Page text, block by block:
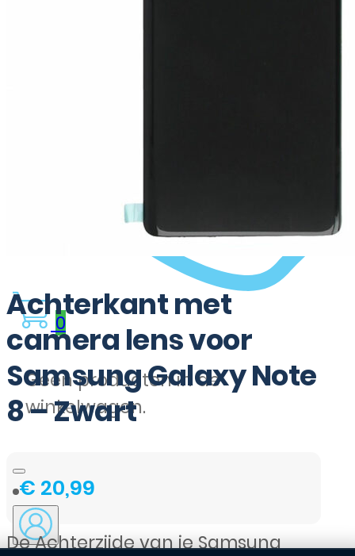
0
Geen producten in de
winkelwagen.
Achterkant met
camera lens voor
Samsung Galaxy Note
8 – Zwart
€ 20,99
De Achterzijde van je Samsung